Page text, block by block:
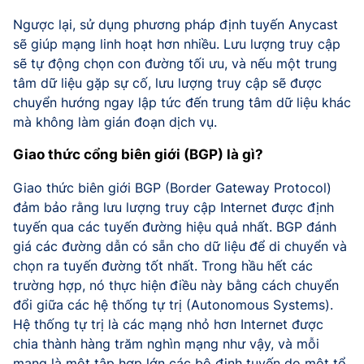
Ngược lại, sử dụng phương pháp định tuyến Anycast
sẽ giúp mạng linh hoạt hơn nhiều. Lưu lượng truy cập
sẽ tự động chọn con đường tối ưu, và nếu một trung
tâm dữ liệu gặp sự cố, lưu lượng truy cập sẽ được
chuyển hướng ngay lập tức đến trung tâm dữ liệu khác
mà không làm gián đoạn dịch vụ.
Giao thức cổng biên giới (BGP) là gì?
Giao thức biên giới BGP (Border Gateway Protocol)
đảm bảo rằng lưu lượng truy cập Internet được định
tuyến qua các tuyến đường hiệu quả nhất. BGP đánh
giá các đường dẫn có sẵn cho dữ liệu để di chuyển và
chọn ra tuyến đường tốt nhất. Trong hầu hết các
trường hợp, nó thực hiện điều này bằng cách chuyển
đổi giữa các hệ thống tự trị (Autonomous Systems).
Hệ thống tự trị là các mạng nhỏ hơn Internet được
chia thành hàng trăm nghìn mạng như vậy, và mỗi